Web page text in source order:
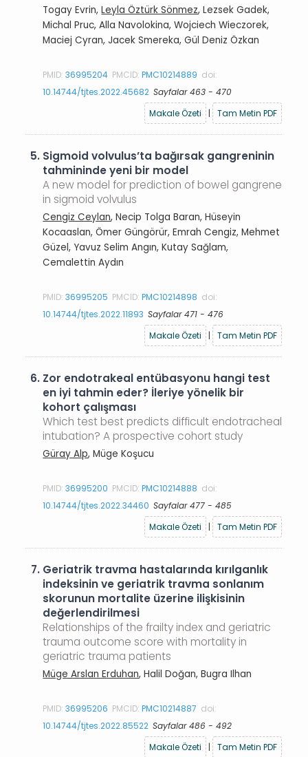
Togay Evrin,Leyla Öztürk Sönmez, Lezsek Gadek,
Michal Pruc, Alla Navolokina, Wojciech Wieczorek,
Maciej Cyran, Jacek Smereka, Gül Deniz Özkan
PMID:36995204 PMCID:PMC10214889 doi:
10.14744/tjtes.2022.45682 Sayfalar 463 - 470
Makale Özeti
| Tam Metin PDF
5. Sigmoid volvulus’ta bağırsak gangreninin
tahmininde yeni bir model
A new model for prediction of bowel gangrene
in sigmoid volvulus
Cengiz Ceylan, Necip Tolga Baran, Hüseyin
Kocaaslan, Ömer Güngörür, Emrah Cengiz, Mehmet
Güzel, Yavuz Selim Angın, Kutay Sağlam,
Cemalettin Aydın
PMID:36995205 PMCID:PMC10214898 doi:
10.14744/tjtes.2022.11893 Sayfalar 471 - 476
Makale Özeti
| Tam Metin PDF
6. Zor endotrakeal entübasyonu hangi test
en iyi tahmin eder? İleriye yönelik bir
kohort çalışması
Which test best predicts difficult endotracheal
intubation? A prospective cohort study
Güray Alp, Müge Koşucu
PMID:36995200 PMCID:PMC10214888 doi:
10.14744/tjtes.2022.34460 Sayfalar 477 - 485
Makale Özeti
| Tam Metin PDF
7. Geriatrik travma hastalarında kırılganlık
indeksinin ve geriatrik travma sonlanım
skorunun mortalite üzerine ilişkisinin
değerlendirilmesi
Relationships of the frailty index and geriatric
trauma outcome score with mortality in
geriatric trauma patients
Müge Arslan Erduhan, Halil Doğan, Bugra Ilhan
PMID:36995206 PMCID:PMC10214887 doi:
10.14744/tjtes.2022.85522 Sayfalar 486 - 492
Makale Özeti
| Tam Metin PDF